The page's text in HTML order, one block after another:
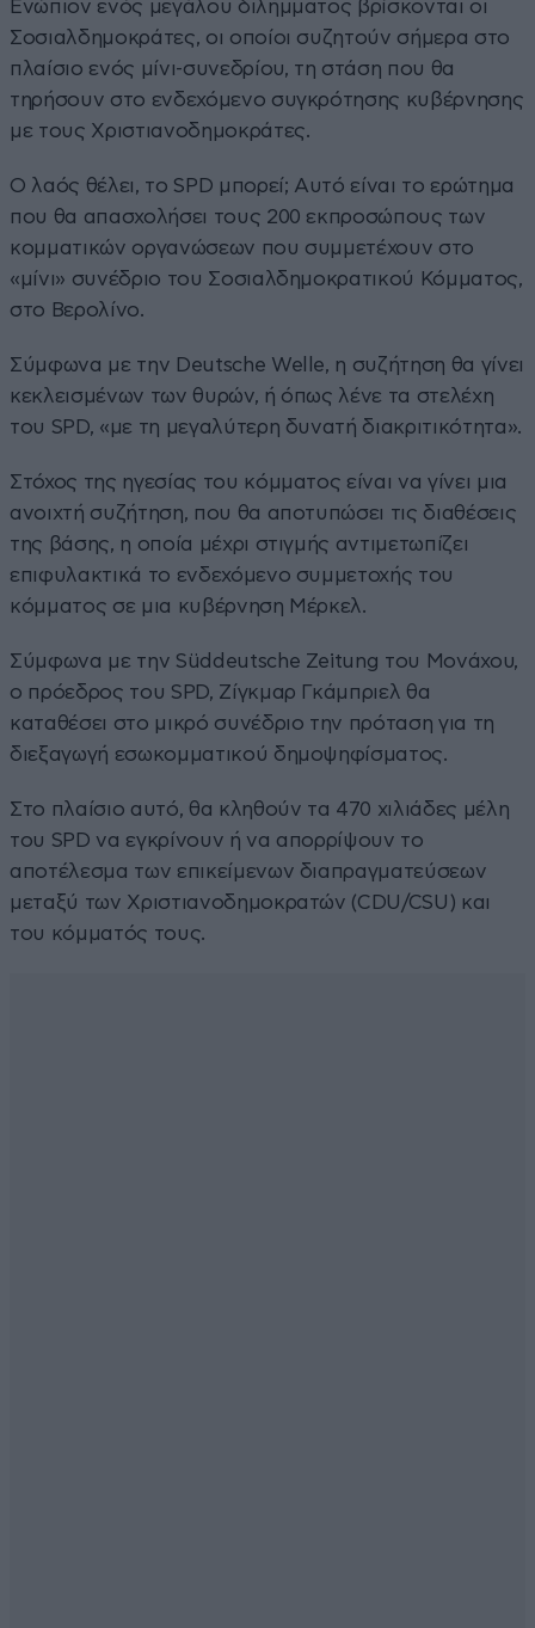
Ενώπιον ενός μεγάλου διλήμματος βρίσκονται οι
Σοσιαλδημοκράτες, οι οποίοι συζητούν σήμερα στο
πλαίσιο ενός μίνι-συνεδρίου, τη στάση που θα
τηρήσουν στο ενδεχόμενο συγκρότησης κυβέρνησης
με τους Χριστιανοδημοκράτες.
Ο λαός θέλει, το SPD μπορεί; Αυτό είναι το ερώτημα
που θα απασχολήσει τους 200 εκπροσώπους των
κομματικών οργανώσεων που συμμετέχουν στο
«μίνι» συνέδριο του Σοσιαλδημοκρατικού Κόμματος,
στο Βερολίνο.
Σύμφωνα με την Deutsche Welle, η συζήτηση θα γίνει
κεκλεισμένων των θυρών, ή όπως λένε τα στελέχη
του SPD, «με τη μεγαλύτερη δυνατή διακριτικότητα».
Στόχος της ηγεσίας του κόμματος είναι να γίνει μια
ανοιχτή συζήτηση, που θα αποτυπώσει τις διαθέσεις
της βάσης, η οποία μέχρι στιγμής αντιμετωπίζει
επιφυλακτικά το ενδεχόμενο συμμετοχής του
κόμματος σε μια κυβέρνηση Μέρκελ.
Σύμφωνα με την Süddeutsche Zeitung του Μονάχου,
ο πρόεδρος του SPD, Ζίγκμαρ Γκάμπριελ θα
καταθέσει στο μικρό συνέδριο την πρόταση για τη
διεξαγωγή εσωκομματικού δημοψηφίσματος.
Στο πλαίσιο αυτό, θα κληθούν τα 470 χιλιάδες μέλη
του SPD να εγκρίνουν ή να απορρίψουν το
αποτέλεσμα των επικείμενων διαπραγματεύσεων
μεταξύ των Χριστιανοδημοκρατών (CDU/CSU) και
του κόμματός τους.